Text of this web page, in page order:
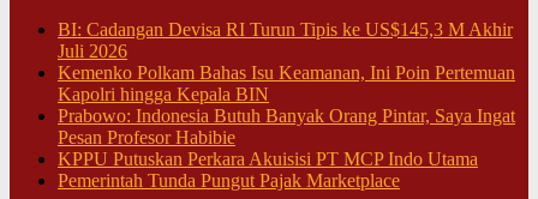
BI: Cadangan Devisa RI Turun Tipis ke US$145,3 M Akhir
Juli 2026
Kemenko Polkam Bahas Isu Keamanan, Ini Poin Pertemuan
Kapolri hingga Kepala BIN
Prabowo: Indonesia Butuh Banyak Orang Pintar, Saya Ingat
Pesan Profesor Habibie
KPPU Putuskan Perkara Akuisisi PT MCP Indo Utama
Pemerintah Tunda Pungut Pajak Marketplace